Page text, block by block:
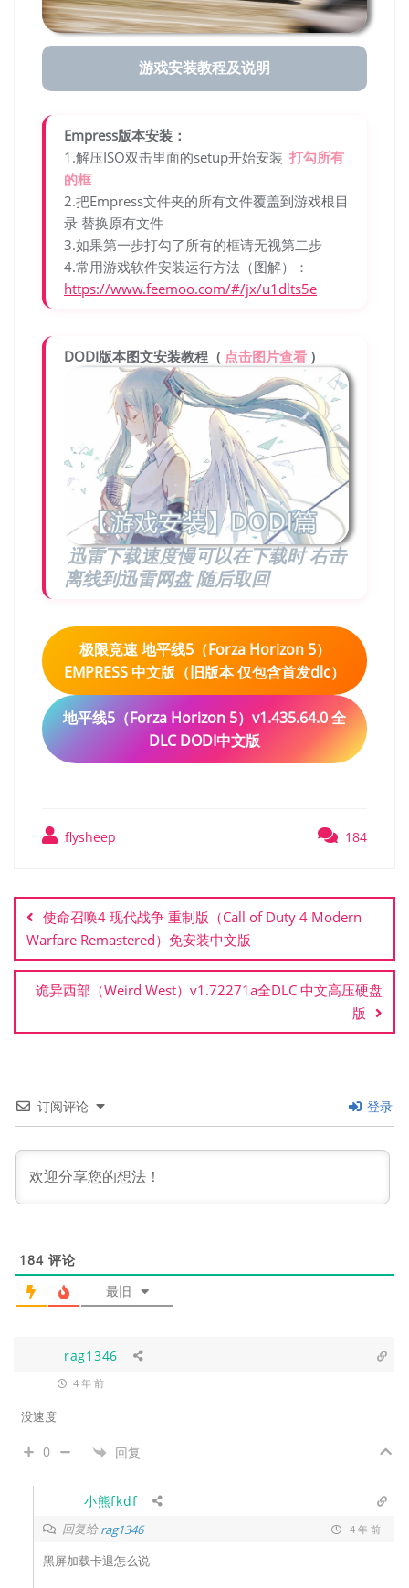
游戏安装教程及说明
Empress版本安装：
1.解压ISO双击里面的setup开始安装 打勾所有
的框
2.把Empress文件夹的所有文件覆盖到游戏根目
录 替换原有文件
3.如果第一步打勾了所有的框请无视第二步
4.常用游戏软件安装运行方法（图解）：
https://www.feemoo.com/#/jx/u1dlts5e
DODI版本图文安装教程（ 点击图片查看 ）
迅雷下载速度慢可以在下载时 右击
离线到迅雷网盘 随后取回
极限竞速 地平线5（Forza Horizon 5）
EMPRESS 中文版（旧版本 仅包含首发dlc）
地平线5（Forza Horizon 5）v1.435.64.0 全
DLC DODI中文版
flysheep 184
章
导
航
使命召唤4 现代战争 重制版（Call of Duty 4 Modern
Warfare Remastered）免安装中文版
诡异西部（Weird West）v1.72271a全DLC 中文高压硬盘
版
订阅评论 登录
184 评论
最旧
rag1346
4 年 前
没速度
0 回复
小熊fkdf
回复给rag1346 4 年 前
黑屏加载卡退怎么说